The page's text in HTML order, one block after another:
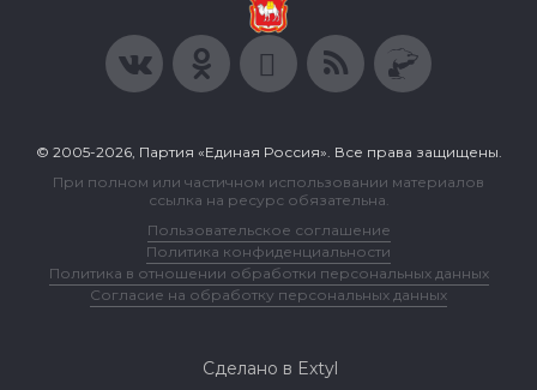
© 2005-2026, Партия «Единая Россия». Все права защищены.
При полном или частичном использовании материалов
ссылка на ресурс обязательна.
Пользовательское соглашение
Политика конфиденциальности
Политика в отношении обработки персональных данных
Согласие на обработку персональных данных
Сделано в Extyl